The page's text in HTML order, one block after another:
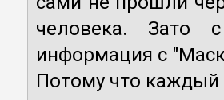
человека. Зато
информация с
Потому что каждый